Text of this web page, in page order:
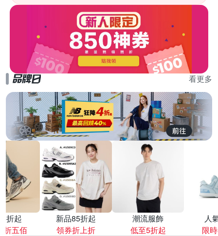
看更多
折起
折五佰
新品85折起
領券折上折
潮流服飾
低至5折起
人
限